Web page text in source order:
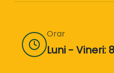
Orar
Luni - Vineri: